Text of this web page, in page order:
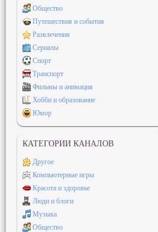
Общество
Путешествия и события
Развлечения
Сериалы
Спорт
Транспорт
Фильмы и анимация
Хобби и образование
Юмор
КАТЕГОРИИ КАНАЛОВ
Другое
Компьютерные игры
Красота и здоровье
Люди и блоги
Музыка
Общество